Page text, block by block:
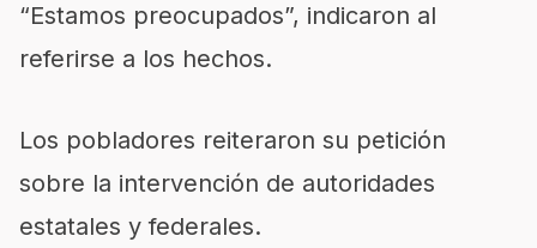
“Estamos preocupados”, indicaron al
referirse a los hechos.
Los pobladores reiteraron su petición
sobre la intervención de autoridades
estatales y federales.